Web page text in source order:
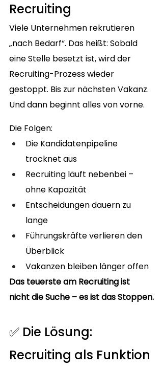
Recruiting
Viele Unternehmen rekrutieren
„nach Bedarf“. Das heißt: Sobald
eine Stelle besetzt ist, wird der
Recruiting-Prozess wieder
gestoppt. Bis zur nächsten Vakanz.
Und dann beginnt alles von vorne.
Die Folgen:
Die Kandidatenpipeline
trocknet aus
Recruiting läuft nebenbei –
ohne Kapazität
Entscheidungen dauern zu
lange
Führungskräfte verlieren den
Überblick
Vakanzen bleiben länger offen
Das teuerste am Recruiting ist
nicht die Suche – es ist das Stoppen.
✅ Die Lösung:
Recruiting als Funktion